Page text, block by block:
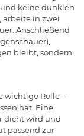
keine dunklen
arbeite in zwei
Anschließend
bleibt, sondern
wichtige Rolle –
hat. Eine
dicht wird und
passend zur